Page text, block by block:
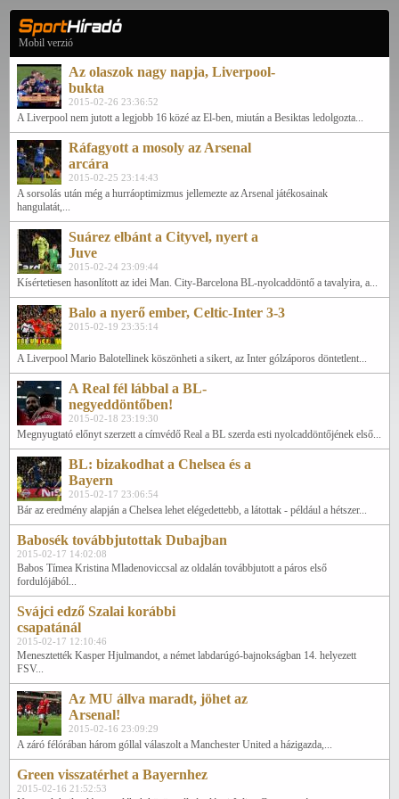
Mobil verzió
Az olaszok nagy napja, Liverpool-
bukta
2015-02-26 23:36:52
A Liverpool nem jutott a legjobb 16 közé az El-ben, miután a Besiktas ledolgozta...
Ráfagyott a mosoly az Arsenal
arcára
2015-02-25 23:14:43
A sorsolás után még a hurráoptimizmus jellemezte az Arsenal játékosainak
hangulatát,...
Suárez elbánt a Cityvel, nyert a
Juve
2015-02-24 23:09:44
Kísértetiesen hasonlított az idei Man. City-Barcelona BL-nyolcaddöntő a tavalyira, a...
Balo a nyerő ember, Celtic-Inter 3-3
2015-02-19 23:35:14
A Liverpool Mario Balotellinek köszönheti a sikert, az Inter gólzáporos döntetlent...
A Real fél lábbal a BL-
negyeddöntőben!
2015-02-18 23:19:30
Megnyugtató előnyt szerzett a címvédő Real a BL szerda esti nyolcaddöntőjének első...
BL: bizakodhat a Chelsea és a
Bayern
2015-02-17 23:06:54
Bár az eredmény alapján a Chelsea lehet elégedettebb, a látottak - például a hétszer...
Babosék továbbjutottak Dubajban
2015-02-17 14:02:08
Babos Tímea Kristina Mladenoviccsal az oldalán továbbjutott a páros első
fordulójából...
Svájci edző Szalai korábbi
csapatánál
2015-02-17 12:10:46
Menesztették Kasper Hjulmandot, a német labdarúgó-bajnokságban 14. helyezett
FSV...
Az MU állva maradt, jöhet az
Arsenal!
2015-02-16 23:09:29
A záró félórában három góllal válaszolt a Manchester United a házigazda,...
Green visszatérhet a Bayernhez
2015-02-16 21:52:53